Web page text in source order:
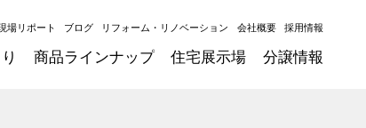
場リポート ブログ リフォーム・リノベーション 会社概要 採用情報
商品ラインナップ 住宅展示場 分譲情報